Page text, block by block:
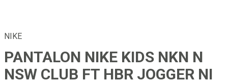
NIKE
PANTALON NIKE KIDS NKN N
NSW CLUB FT HBR JOGGER NI